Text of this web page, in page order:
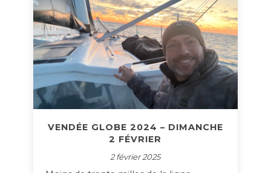
VENDÉE GLOBE 2024 – DIMANCHE
2 FÉVRIER
2 février 2025